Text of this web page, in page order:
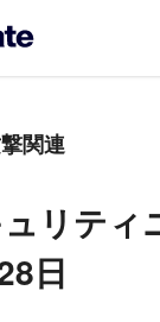
関連
リティ
日